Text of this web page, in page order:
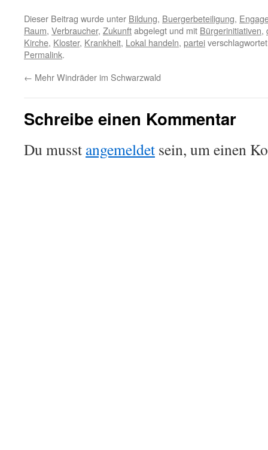
Dieser Beitrag wurde unter Bildung, Buergerbeteiligung,
Raum, Verbraucher, Zukunftabgelegt und mit Bürgerinitiativen,
Kirche, Kloster, Krankheit, Lokal handeln, partei
Permalink.
← Mehr Windräder im Schwarzwald
Schreibe einen Kommentar
Du musst angemeldet sein, um einen